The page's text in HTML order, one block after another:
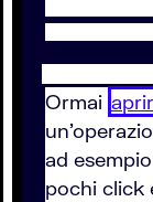
Ormai
ad
pochi click